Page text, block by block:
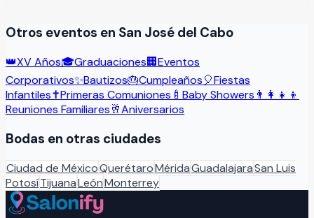
Otros eventos en San José del Cabo
👑XV Años🎓Graduaciones🏢Eventos
Corporativos✨Bautizos🎂Cumpleaños🎈Fiestas
Infantiles✝️Primeras Comuniones 🍼 Baby Showers 👨‍👩‍👧‍👦
Reuniones Familiares🥂Aniversarios
Bodas en otras ciudades
Ciudad de MéxicoQuerétaroMéridaGuadalajaraSan Luis
PotosíTijuanaLeónMonterrey